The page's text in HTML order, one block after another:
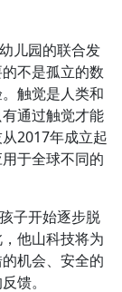
儿园的联合发
不是孤立的数
触觉是人类和
通过触觉才能
2017年成立起
于全球不同的
子开始逐步脱
他山科技将为
机会、安全的
馈。